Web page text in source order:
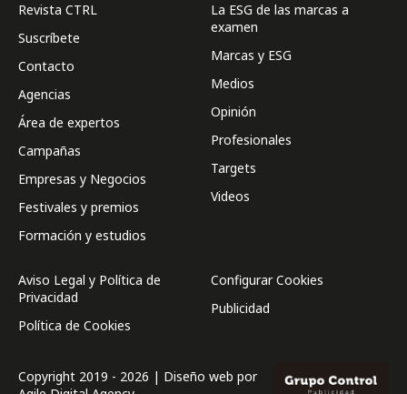
Revista CTRL
Suscríbete
Contacto
Agencias
Área de expertos
Campañas
Empresas y Negocios
Festivales y premios
Formación y estudios
La ESG de las marcas a
examen
Marcas y ESG
Medios
Opinión
Profesionales
Targets
Videos
Aviso Legal y Política de
Privacidad
Política de Cookies
Configurar Cookies
Publicidad
Copyright 2019 - 2026 | Diseño web por